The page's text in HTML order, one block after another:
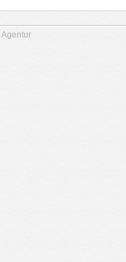
Agentur